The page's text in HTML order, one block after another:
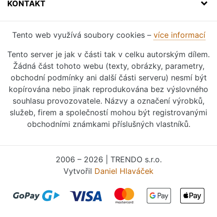
KONTAKT
Tento web využívá soubory cookies – více informací
Tento server je jak v části tak v celku autorským dílem.
Žádná část tohoto webu (texty, obrázky, parametry,
obchodní podmínky ani další části serveru) nesmí být
kopírována nebo jinak reprodukována bez výslovného
souhlasu provozovatele. Názvy a označení výrobků,
služeb, firem a společností mohou být registrovanými
obchodními známkami příslušných vlastníků.
2006 – 2026 | TRENDO s.r.o.
Vytvořil Daniel Hlaváček